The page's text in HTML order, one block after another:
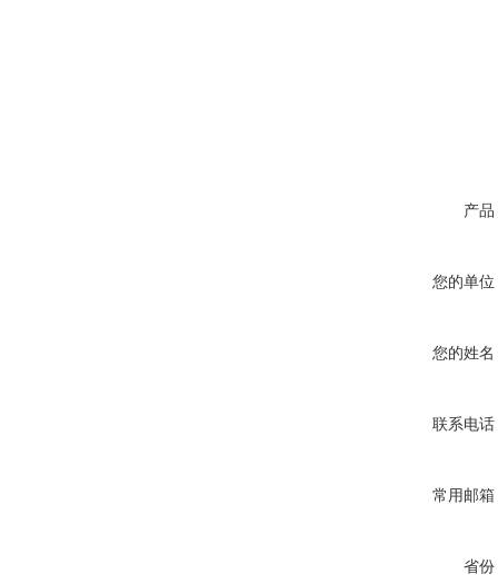
产品
您的单位
您的姓名
联系电话
常用邮箱
省份